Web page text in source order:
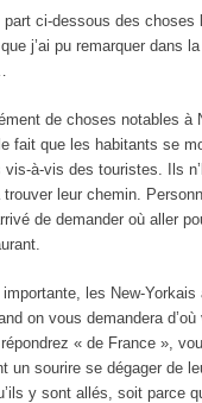
ci-dessous des choses
j’ai pu remarquer dans
de choses notables à
fait que les habitants se
vis-à-vis des touristes. Ils
leur chemin.
de demander où aller
les New-Yorkais
on vous demandera
« de France »,
un sourire se dégager de
y sont allés, soit parce